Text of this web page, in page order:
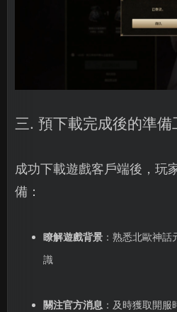
三. 預下載完成後的準備
成功下載遊戲客戶端後，玩
備：
瞭解遊戲背景：熟悉北歐神話
識
關注官方消息 ：及時獲取開